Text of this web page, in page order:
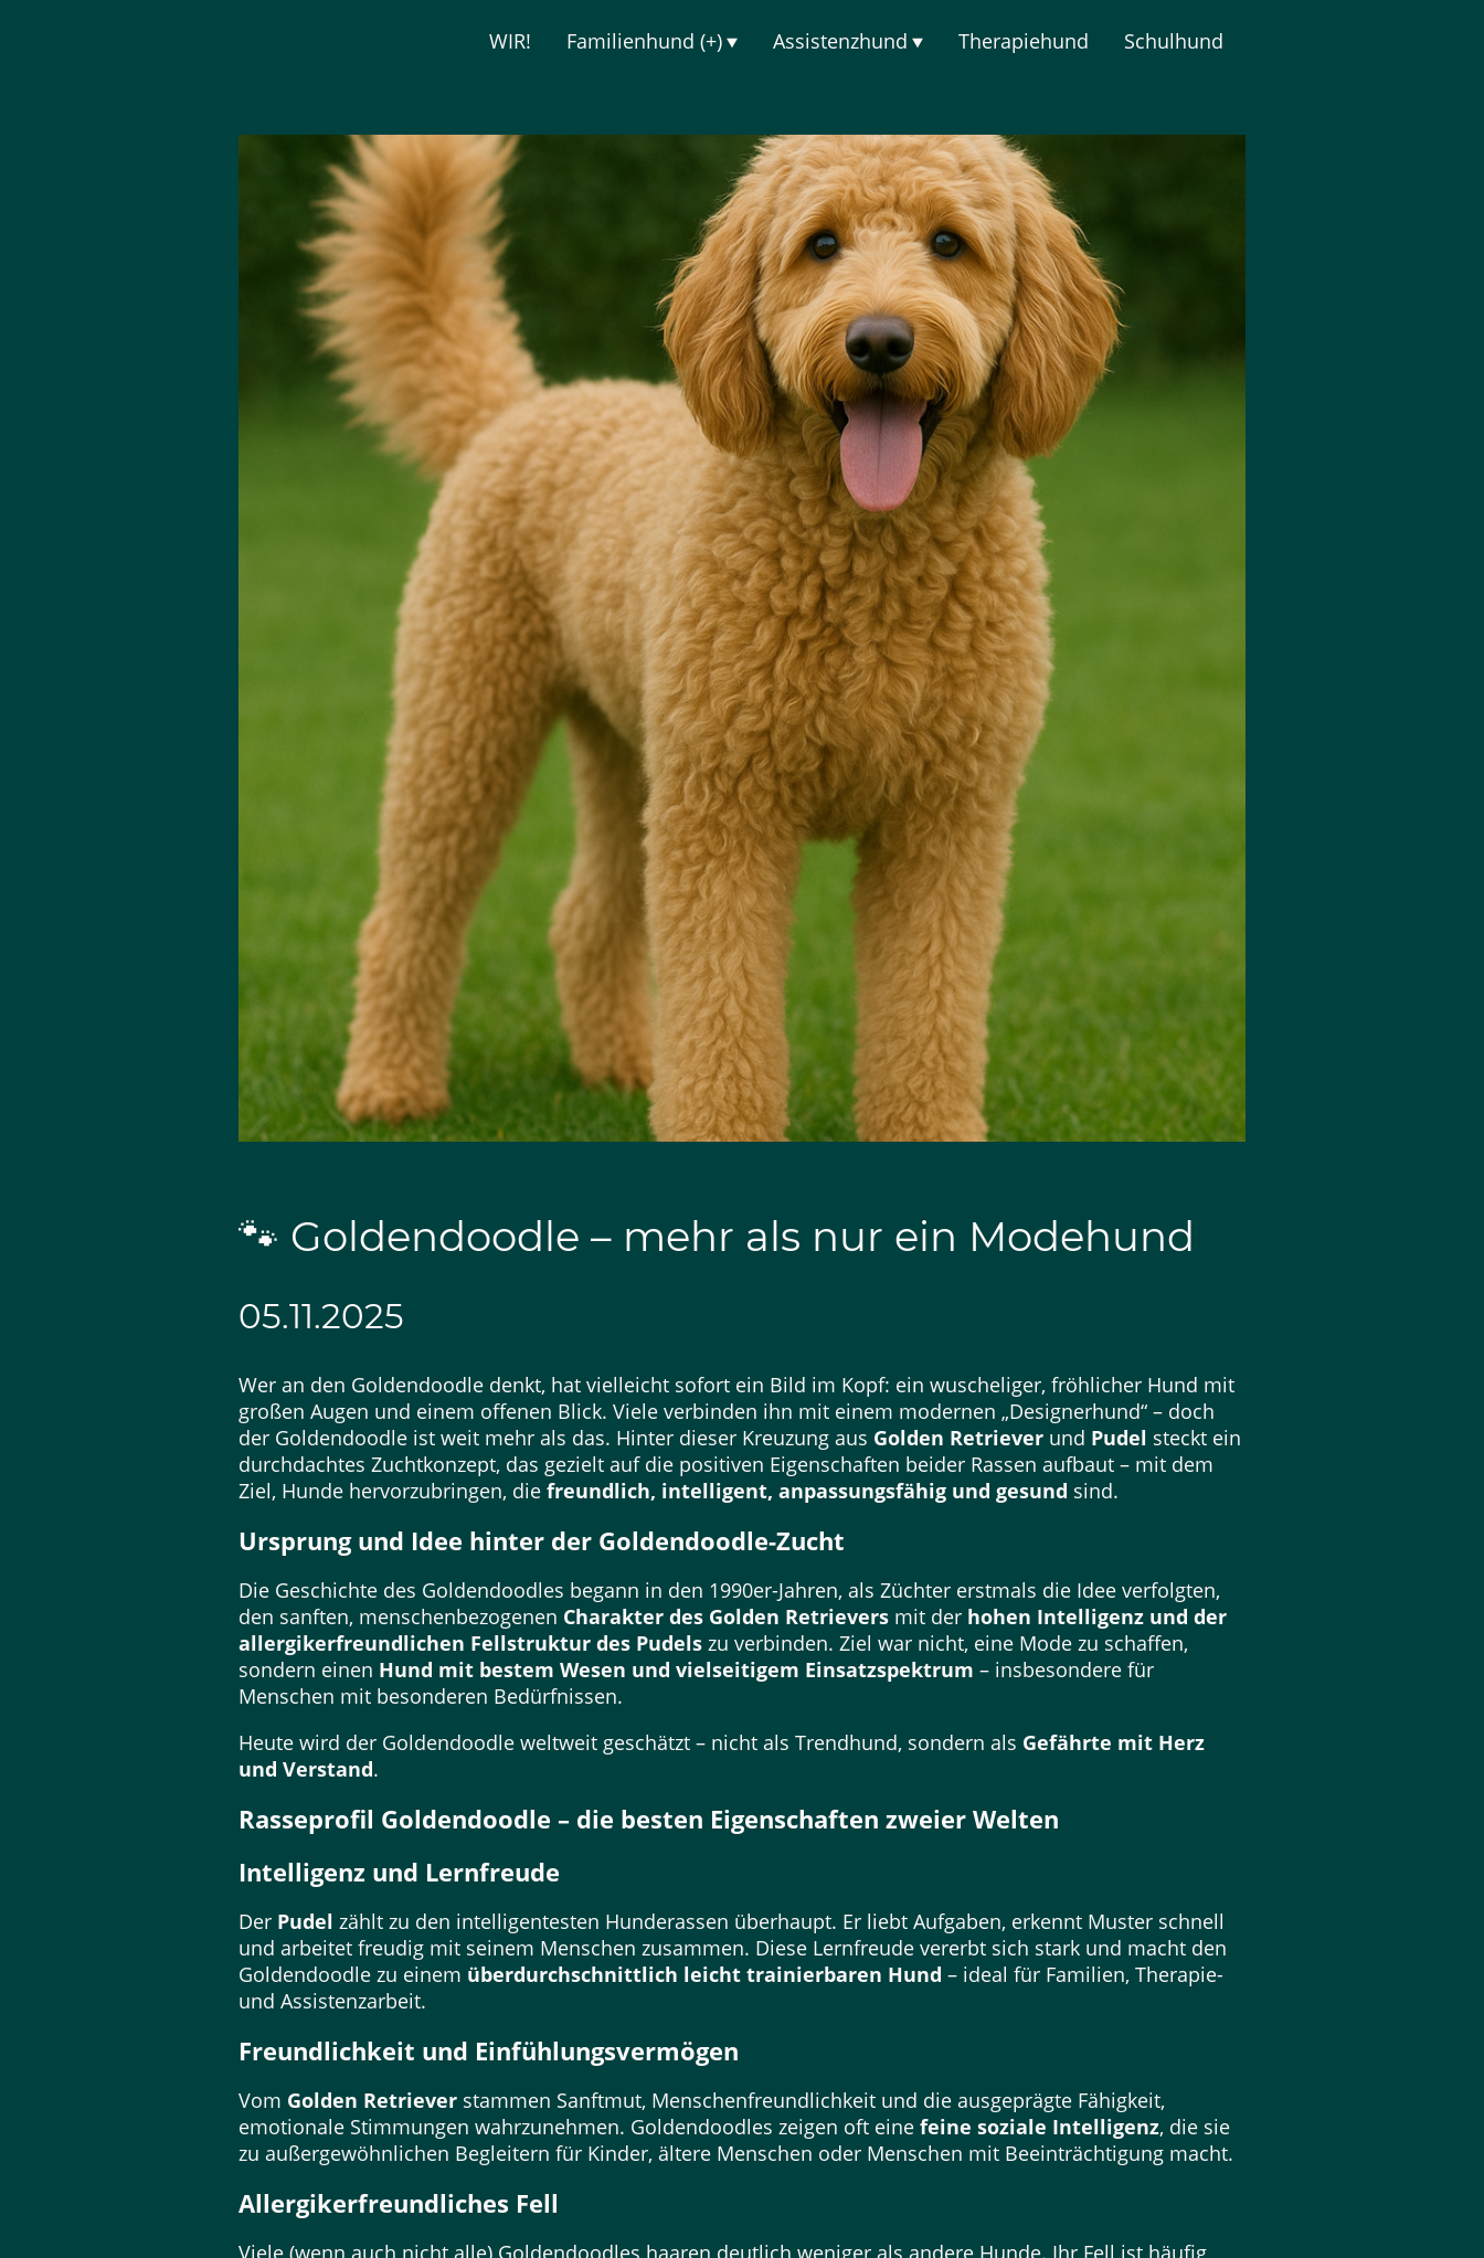
WIR! Familienhund (+) Assistenzhund Therapiehund Schulhund
🐾 Goldendoodle – mehr als nur ein Modehund
05.11.2025
Wer an den Goldendoodle denkt, hat vielleicht sofort ein Bild im Kopf: ein wuscheliger, fröhlicher Hund mit
großen Augen und einem offenen Blick. Viele verbinden ihn mit einem modernen „Designerhund“ – doch
der Goldendoodle ist weit mehr als das. Hinter dieser Kreuzung aus Golden Retriever und Pudel steckt ein
durchdachtes Zuchtkonzept, das gezielt auf die positiven Eigenschaften beider Rassen aufbaut – mit dem
Ziel, Hunde hervorzubringen, die freundlich, intelligent, anpassungsfähig und gesund sind.
Ursprung und Idee hinter der Goldendoodle-Zucht
Die Geschichte des Goldendoodles begann in den 1990er-Jahren, als Züchter erstmals die Idee verfolgten,
den sanften, menschenbezogenen Charakter des Golden Retrievers mit der hohen Intelligenz und der
allergikerfreundlichen Fellstruktur des Pudels zu verbinden. Ziel war nicht, eine Mode zu schaffen,
sondern einen Hund mit bestem Wesen und vielseitigem Einsatzspektrum – insbesondere für
Menschen mit besonderen Bedürfnissen.
Heute wird der Goldendoodle weltweit geschätzt – nicht als Trendhund, sondern als Gefährte mit Herz
und Verstand.
Rasseprofil Goldendoodle – die besten Eigenschaften zweier Welten
Intelligenz und Lernfreude
Der Pudel zählt zu den intelligentesten Hunderassen überhaupt. Er liebt Aufgaben, erkennt Muster schnell
und arbeitet freudig mit seinem Menschen zusammen. Diese Lernfreude vererbt sich stark und macht den
Goldendoodle zu einem überdurchschnittlich leicht trainierbaren Hund – ideal für Familien, Therapie-
und Assistenzarbeit.
Freundlichkeit und Einfühlungsvermögen
Vom Golden Retriever stammen Sanftmut, Menschenfreundlichkeit und die ausgeprägte Fähigkeit,
emotionale Stimmungen wahrzunehmen. Goldendoodles zeigen oft eine feine soziale Intelligenz, die sie
zu außergewöhnlichen Begleitern für Kinder, ältere Menschen oder Menschen mit Beeinträchtigung macht.
Allergikerfreundliches Fell
Viele (wenn auch nicht alle) Goldendoodles haaren deutlich weniger als andere Hunde. Ihr Fell ist häufig